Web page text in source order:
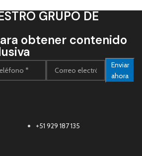
GRUPO DE
obtener contenido
Enviar
ahora
+51 929 187 135